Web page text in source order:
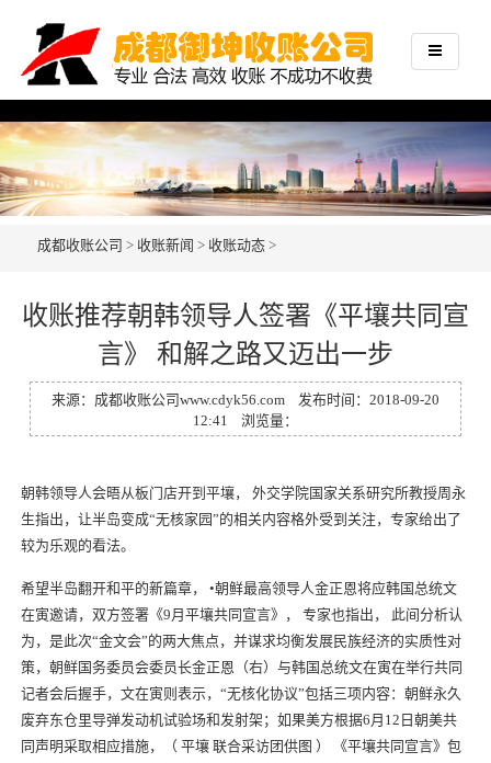
成都收账公司 > 收账新闻 > 收账动态>
收账推荐朝韩领导人签署《平壤共同宣
言》 和解之路又迈出一步
来源： 成都收账公司www.cdyk56.com发布时间：2018-09-20
12:41 浏览量：
朝韩领导人会晤从板门店开到平壤， 外交学院国家关系研究所教授周永
生指出，让半岛变成“无核家园”的相关内容格外受到关注，专家给出了
较为乐观的看法。
希望半岛翻开和平的新篇章， •朝鲜最高领导人金正恩将应韩国总统文
在寅邀请，双方签署《9月平壤共同宣言》， 专家也指出， 此间分析认
为，是此次“金文会”的两大焦点，并谋求均衡发展民族经济的实质性对
策，朝鲜国务委员会委员长金正恩（右）与韩国总统文在寅在举行共同
记者会后握手，文在寅则表示，“无核化协议”包括三项内容：朝鲜永久
废弃东仓里导弹发动机试验场和发射架；如果美方根据6月12日朝美共
同声明采取相应措施，（ 平壤 联合采访团供图 ） 《平壤共同宣言》包